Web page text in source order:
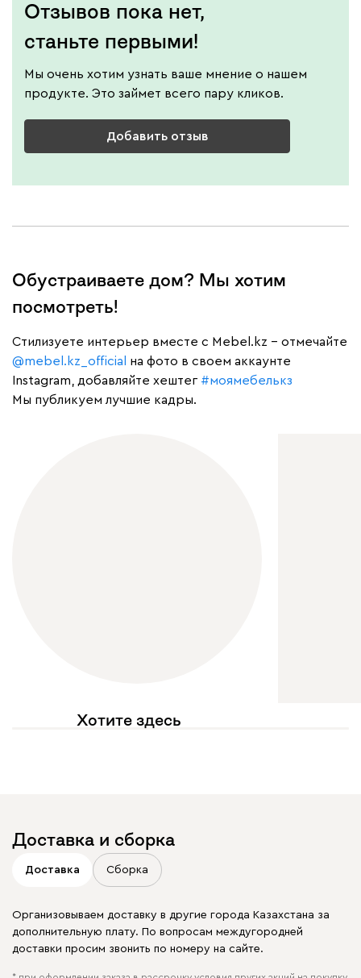
Отзывов пока нет,
станьте первыми!
Мы очень хотим узнать ваше мнение о нашем
продукте. Это займет всего пару кликов.
Добавить отзыв
Обустраиваете дом? Мы хотим
посмотреть!
Cтилизуете интерьер вместе с Mebel.kz – отмечайте
@mebel.kz_official
на фото в своем аккаунте
Instagram, добавляйте хештег #моямебелькз
Мы публикуем лучшие кадры.
Хотите здесь
Доставка и сборка
Доставка Сборка
Организовываем доставку в другие города Казахстана за
дополнительную плату. По вопросам междугородней
доставки просим звонить по номеру на сайте.